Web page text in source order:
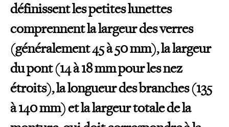
définissent les petites lunettes
comprennent la largeur des verres
(généralement 45 à 50 mm), la largeur
du pont (14 à 18 mm pour les nez
étroits), la longueur des branches (135
à 140 mm) et la largeur totale de la